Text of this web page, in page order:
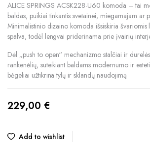
ALICE SPRINGS ACSK228-U60 komoda – tai
baldas, puikiai tinkantis svetainei, miegamajam ar
Minimalistinio dizaino komoda išsiskiria švariomis
spalva, todėl lengvai priderinama prie įvairių
Dėl „push to open“ mechanizmo stalčiai ir
rankenėlių, suteikiant baldams modernumo ir
bėgeliai užtikrina tylų ir sklandų naudojimą
229,00 €
Add to wishlist